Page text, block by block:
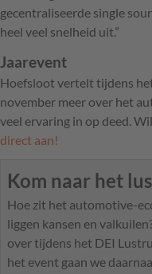
gecentraliseerde single
heel veel snelheid uit.”
Jaarevent
Hoefsloot vertelt tijdens
november meer over het
veel ervaring in op deed.
direct aan!
Kom naar het
Hoe zit het automotive-
liggen kansen en
over tijdens het DEI
het event gaan we